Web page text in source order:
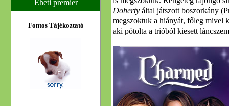
Doherty által játszott boszorkány
megszoktuk a hiányát, főleg mivel
aki pótolta a trióból kiesett
Eheti premier
Fontos Tájékoztató